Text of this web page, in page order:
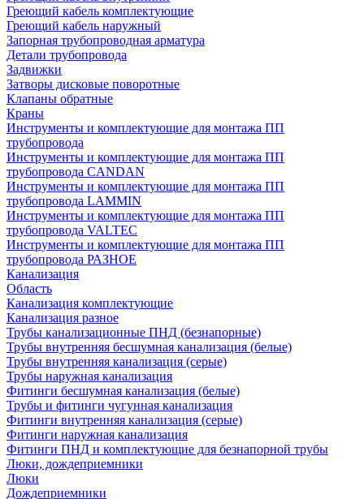
Греющий кабель комплектующие
Греющий кабель наружный
Запорная трубопроводная арматура
Детали трубопровода
Задвижки
Затворы дисковые поворотные
Клапаны обратные
Краны
Инструменты и комплектующие для монтажа ПП
трубопровода
Инструменты и комплектующие для монтажа ПП
трубопровода CANDAN
Инструменты и комплектующие для монтажа ПП
трубопровода LAMMIN
Инструменты и комплектующие для монтажа ПП
трубопровода VALTEC
Инструменты и комплектующие для монтажа ПП
трубопровода РАЗНОЕ
Канализация
Область
Канализация комплектующие
Канализация разное
Трубы канализационные ПНД (безнапорные)
Трубы внутренняя бесшумная канализация (белые)
Трубы внутренняя канализация (серые)
Трубы наружная канализация
Фитинги бесшумная канализация (белые)
Трубы и фитинги чугунная канализация
Фитинги внутренняя канализация (серые)
Фитинги наружная канализация
Фитинги ПНД и комплектующие для безнапорной трубы
Люки, дождеприемники
Люки
Дождеприемники